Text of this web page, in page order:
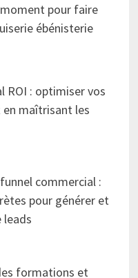
pour faire
ébénisterie
ROI : optimiser vos
maîtrisant les
commercial :
pour générer et
leads
formations et